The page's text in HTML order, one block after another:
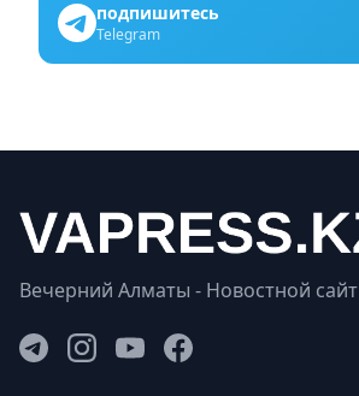
подпишитесь
Telegram
Вечерний Алматы - Новостной сайт